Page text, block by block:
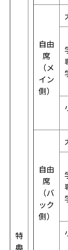
特
典
自由
席
（メ
イン
側）
自由
席
（バ
ック
側）